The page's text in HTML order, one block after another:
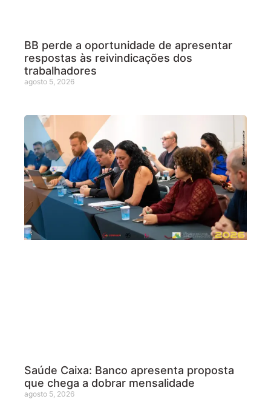
BB perde a oportunidade de apresentar
respostas às reivindicações dos
trabalhadores
agosto 5, 2026
Saúde Caixa: Banco apresenta proposta
que chega a dobrar mensalidade
agosto 5, 2026